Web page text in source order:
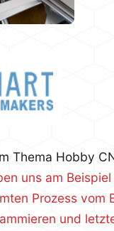
Thema Hobby
uns am
Prozess vom
und